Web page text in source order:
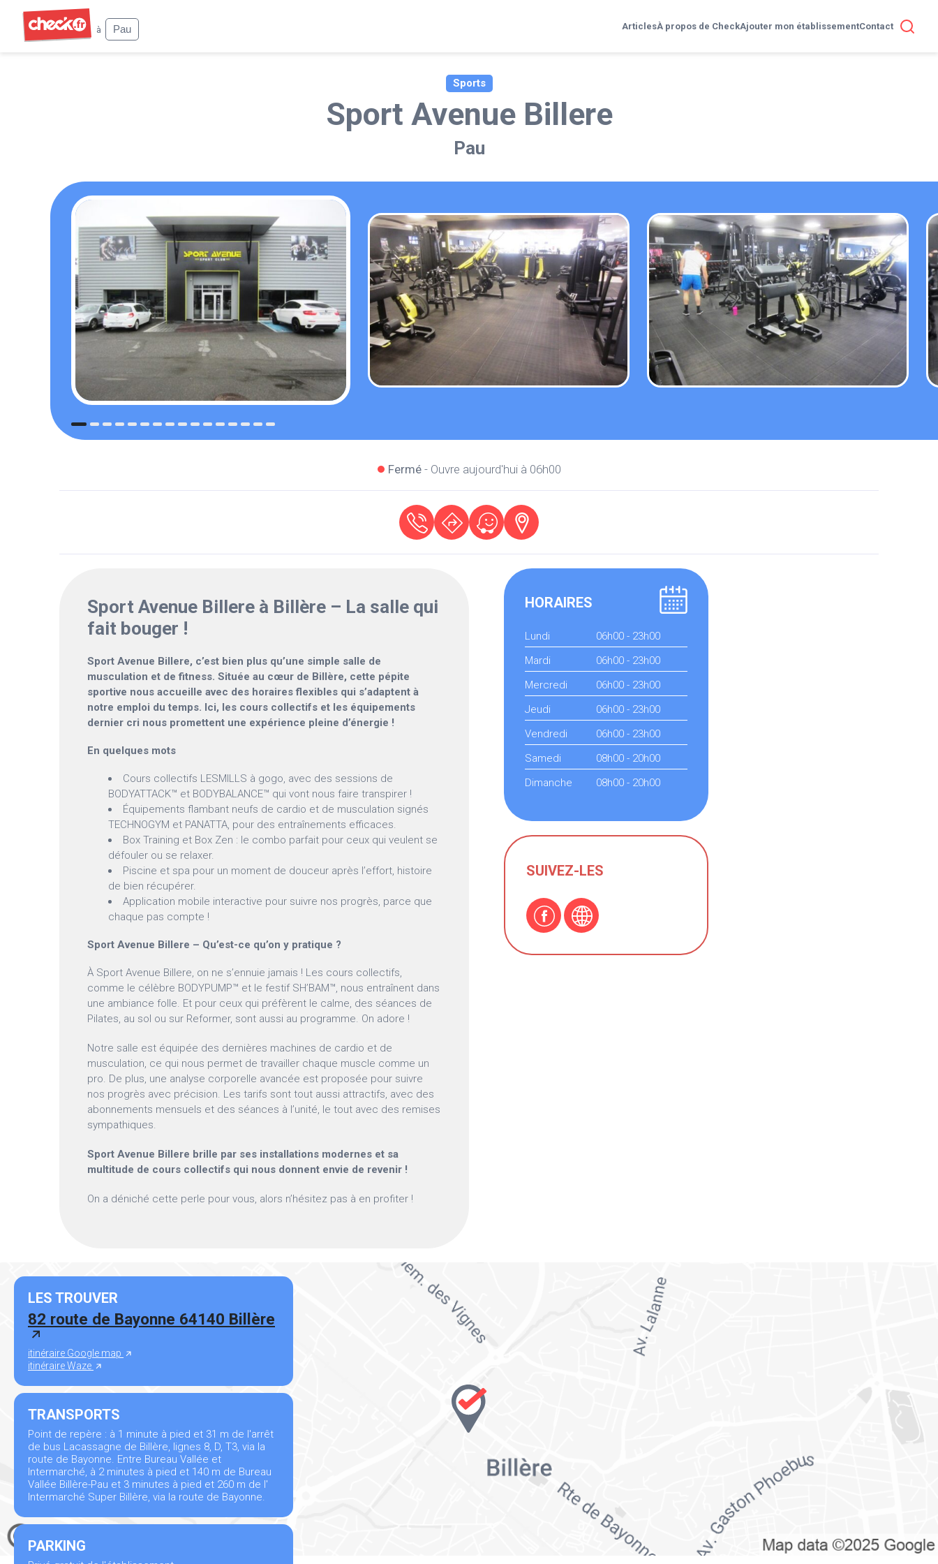
à
Pau ArticlesÀ propos de CheckAjouter mon établissementContact
Sports
Sport Avenue Billere
Pau
Fermé- Ouvre aujourd'hui à 06h00
Sport Avenue Billere à Billère – La salle qui
fait bouger !
Sport Avenue Billere, c’est bien plus qu’une simple salle de
musculation et de fitness. Située au cœur de Billère, cette pépite
sportive nous accueille avec des horaires flexibles qui s’adaptent à
notre emploi du temps. Ici, les cours collectifs et les équipements
dernier cri nous promettent une expérience pleine d’énergie !
En quelques mots
Cours collectifs LESMILLS à gogo, avec des sessions de
BODYATTACK™ et BODYBALANCE™ qui vont nous faire transpirer !
Équipements flambant neufs de cardio et de musculation signés
TECHNOGYM et PANATTA, pour des entraînements efficaces.
Box Training et Box Zen : le combo parfait pour ceux qui veulent se
défouler ou se relaxer.
Piscine et spa pour un moment de douceur après l’effort, histoire
de bien récupérer.
Application mobile interactive pour suivre nos progrès, parce que
chaque pas compte !
Sport Avenue Billere – Qu’est-ce qu’on y pratique ?
À Sport Avenue Billere, on ne s’ennuie jamais ! Les cours collectifs,
comme le célèbre BODYPUMP™ et le festif SH’BAM™, nous entraînent dans
une ambiance folle. Et pour ceux qui préfèrent le calme, des séances de
Pilates, au sol ou sur Reformer, sont aussi au programme. On adore !
Notre salle est équipée des dernières machines de cardio et de
musculation, ce qui nous permet de travailler chaque muscle comme un
pro. De plus, une analyse corporelle avancée est proposée pour suivre
nos progrès avec précision. Les tarifs sont tout aussi attractifs, avec des
abonnements mensuels et des séances à l’unité, le tout avec des remises
sympathiques.
Sport Avenue Billere brille par ses installations modernes et sa
multitude de cours collectifs qui nous donnent envie de revenir !
On a déniché cette perle pour vous, alors n’hésitez pas à en profiter !
HORAIRES
Lundi
06h00 - 23h00
Mardi
06h00 - 23h00
Mercredi
06h00 - 23h00
Jeudi
06h00 - 23h00
Vendredi
06h00 - 23h00
Samedi
08h00 - 20h00
Dimanche
08h00 - 20h00
SUIVEZ-LES
LES TROUVER
82 route de Bayonne 64140 Billère
itinéraire Google map
itinéraire Waze
TRANSPORTS
Point de repère : à 1 minute à pied et 31 m de l'arrêt
de bus Lacassagne de Billère, lignes 8, D, T3, via la
route de Bayonne. Entre Bureau Vallée et
Intermarché, à 2 minutes à pied et 140 m de Bureau
Vallée Billère-Pau et 3 minutes à pied et 260 m de l'
Intermarché Super Billère, via la route de Bayonne.
PARKING